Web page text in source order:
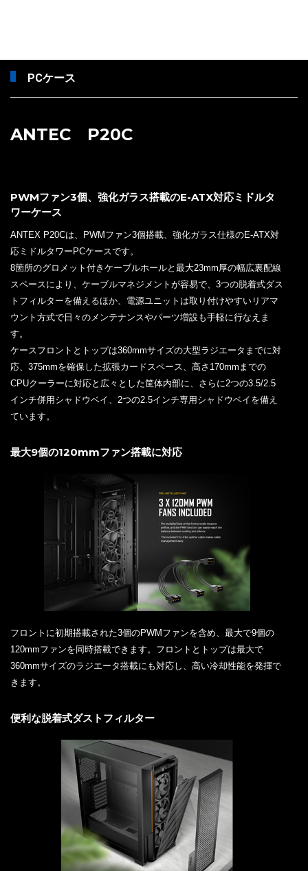
PCケース
ANTEC P20C
PWMファン3個、強化ガラス搭載のE-ATX対応ミドルタ
ワーケース
ANTEX P20Cは、PWMファン3個搭載、強化ガラス仕様のE-ATX対
応ミドルタワーPCケースです。
8箇所のグロメット付きケーブルホールと最大23mm厚の幅広裏配線
スペースにより、ケーブルマネジメントが容易で、3つの脱着式ダス
トフィルターを備えるほか、電源ユニットは取り付けやすいリアマ
ウント方式で日々のメンテナンスやパーツ増設も手軽に行なえま
す。
ケースフロントとトップは360mmサイズの大型ラジエータまでに対
応、375mmを確保した拡張カードスペース、高さ170mmまでの
CPUクーラーに対応と広々とした筐体内部に、さらに2つの3.5/2.5
インチ併用シャドウベイ、2つの2.5インチ専用シャドウベイを備え
ています。
最大9個の120mmファン搭載に対応
フロントに初期搭載された3個のPWMファンを含め、最大で9個の
120mmファンを同時搭載できます。フロントとトップは最大で
360mmサイズのラジエータ搭載にも対応し、高い冷却性能を発揮で
きます。
便利な脱着式ダストフィルター